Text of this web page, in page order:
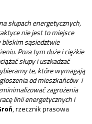
słupach energetycznych,
nie jest to miejsce
bliskim sąsiedztwie
Poza tym duże i ciężkie
słupy i uszkadzać
te, które wymagają
od mieszkańców i
zagrożenia
linii energetycznych i
, rzecznik prasowa